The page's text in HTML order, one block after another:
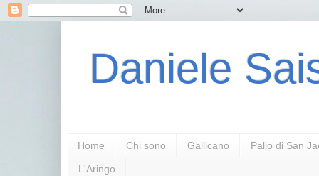
Daniele
Home Chi sono Gallicano Palio di San
L'Aringo